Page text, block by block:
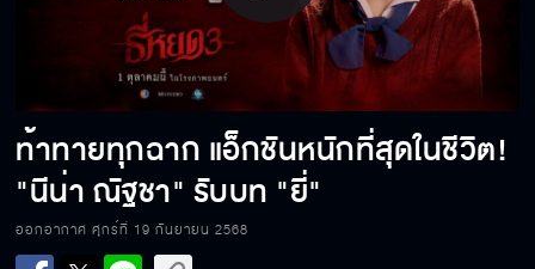
Video
ท้าทายทุกฉาก แอ็กชันหนักที่สุดในชีวิต!
"นีน่า ณัฐชา" รับบท "ยี่"
ออกอากาศ ศุกร์ที่ 19 กันยายน 2568
มันกลับมาครั้งนี้ ไม่มีธรรมดาแน่นอน! "ปราย ปร
เมศร์" รับบท "เฮียฮั่ง" "เฟรช อริศรา" รับบท "แม่
2 ตัวละครใหม่ ที่จะทำทางคนดูสู่เรื่องราวสุดเข้ม
ข้น!